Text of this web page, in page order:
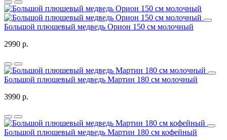
Большой плюшевый медведь Орион 150 см молочный
2990 р.
Большой плюшевый медведь Мартин 180 см молочный
3990 р.
Большой плюшевый медведь Мартин 180 см кофейный